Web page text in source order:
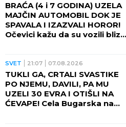
BRAĆA (4 i 7 GODINA) UZELA
MAJČIN AUTOMOBIL DOK JE
SPAVALA I IZAZVALI HOROR!
Očevici kažu da su vozili blizu
SVET 21:07 07.08.2026
TUKLI GA, CRTALI SVASTIKE
PO NJEMU, DAVILI, PA MU
UZELI 30 EVRA I OTIŠLI NA
ĆEVAPE! Cela Bugarska na